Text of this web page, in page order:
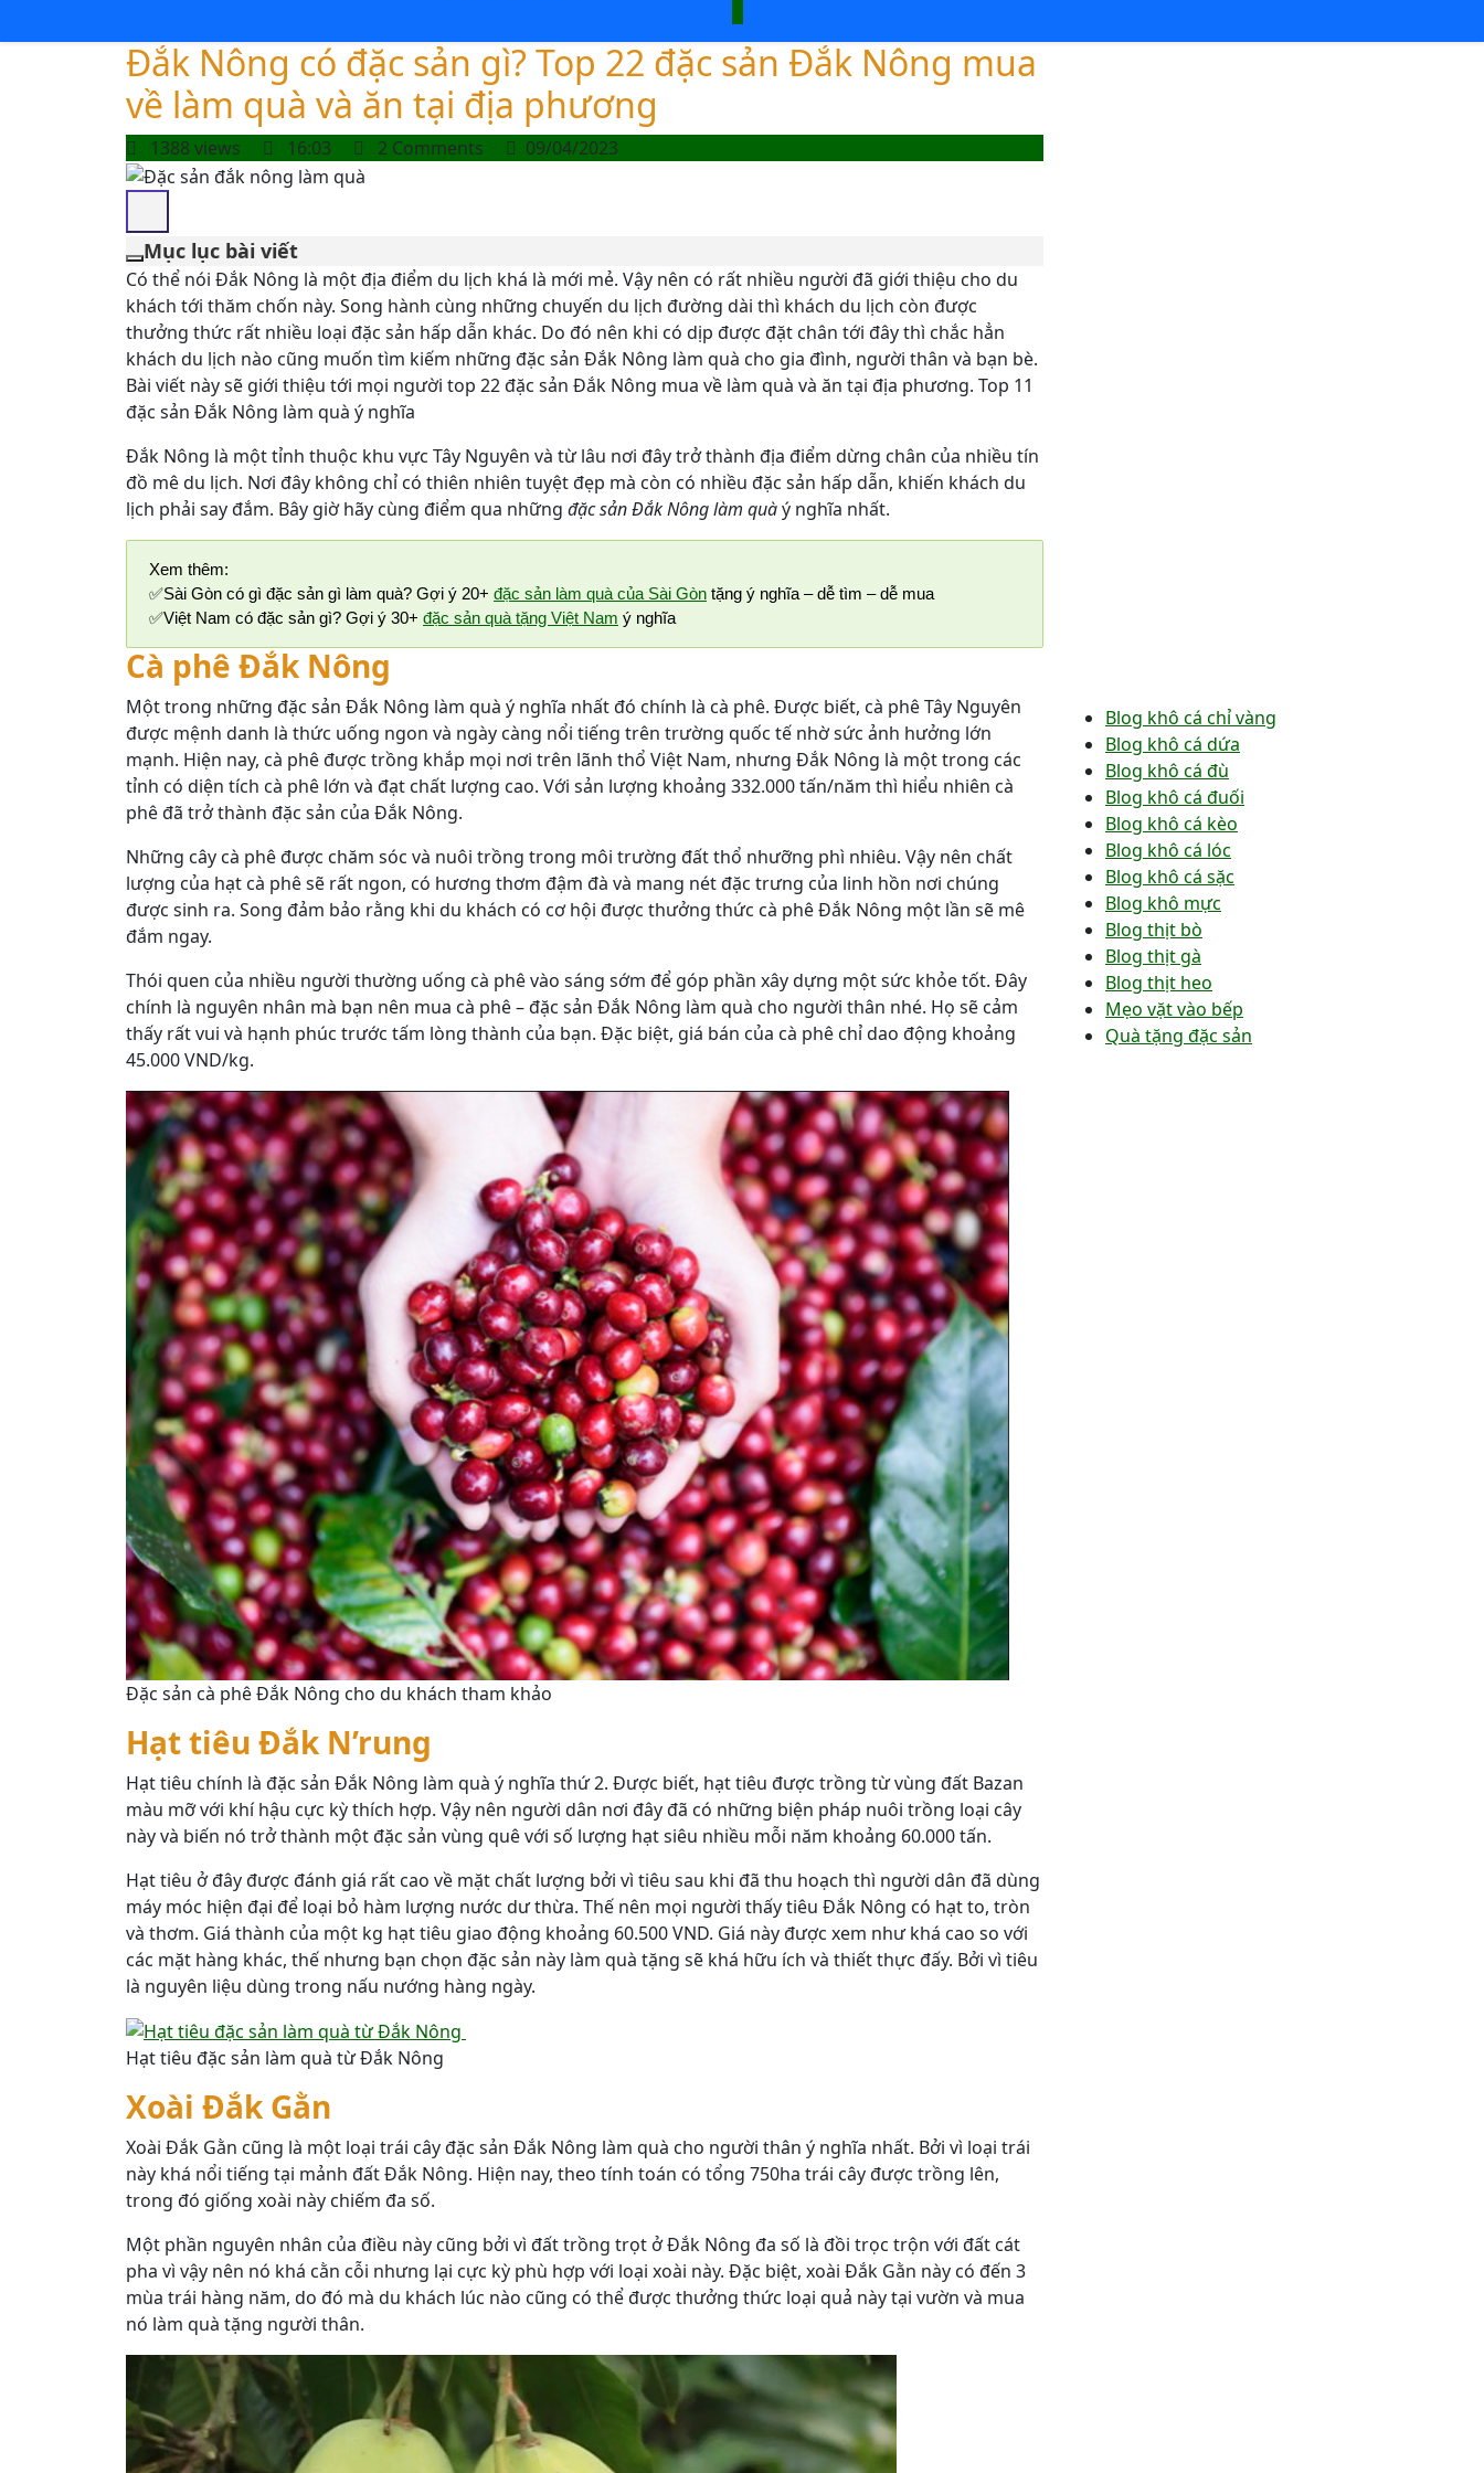
Đắk Nông có đặc sản gì? Top 22 đặc sản Đắk Nông mua
về làm quà và ăn tại địa phương
1388 views 16:03 2 Comments 09/04/2023
Mục lục bài viết
Có thể nói Đắk Nông là một địa điểm du lịch khá là mới mẻ. Vậy nên có rất nhiều người đã giới thiệu cho du
khách tới thăm chốn này. Song hành cùng những chuyến du lịch đường dài thì khách du lịch còn được
thưởng thức rất nhiều loại đặc sản hấp dẫn khác. Do đó nên khi có dịp được đặt chân tới đây thì chắc hẳn
khách du lịch nào cũng muốn tìm kiếm những đặc sản Đắk Nông làm quà cho gia đình, người thân và bạn bè.
Bài viết này sẽ giới thiệu tới mọi người top 22 đặc sản Đắk Nông mua về làm quà và ăn tại địa phương. Top 11
đặc sản Đắk Nông làm quà ý nghĩa
Đắk Nông là một tỉnh thuộc khu vực Tây Nguyên và từ lâu nơi đây trở thành địa điểm dừng chân của nhiều tín
đồ mê du lịch. Nơi đây không chỉ có thiên nhiên tuyệt đẹp mà còn có nhiều đặc sản hấp dẫn, khiến khách du
lịch phải say đắm. Bây giờ hãy cùng điểm qua những đặc sản Đắk Nông làm quàý nghĩa nhất.
Xem thêm:
✅Sài Gòn có gì đặc sản gì làm quà? Gợi ý 20+ đặc sản làm quà của Sài Gòn tặng ý nghĩa – dễ tìm – dễ mua
✅Việt Nam có đặc sản gì? Gợi ý 30+ đặc sản quà tặng Việt Nam ý nghĩa
Cà phê Đắk Nông
Một trong những đặc sản Đắk Nông làm quà ý nghĩa nhất đó chính là cà phê. Được biết, cà phê Tây Nguyên
được mệnh danh là thức uống ngon và ngày càng nổi tiếng trên trường quốc tế nhờ sức ảnh hưởng lớn
mạnh. Hiện nay, cà phê được trồng khắp mọi nơi trên lãnh thổ Việt Nam, nhưng Đắk Nông là một trong các
tỉnh có diện tích cà phê lớn và đạt chất lượng cao. Với sản lượng khoảng 332.000 tấn/năm thì hiểu nhiên cà
phê đã trở thành đặc sản của Đắk Nông.
Những cây cà phê được chăm sóc và nuôi trồng trong môi trường đất thổ nhưỡng phì nhiêu. Vậy nên chất
lượng của hạt cà phê sẽ rất ngon, có hương thơm đậm đà và mang nét đặc trưng của linh hồn nơi chúng
được sinh ra. Song đảm bảo rằng khi du khách có cơ hội được thưởng thức cà phê Đắk Nông một lần sẽ mê
đắm ngay.
Thói quen của nhiều người thường uống cà phê vào sáng sớm để góp phần xây dựng một sức khỏe tốt. Đây
chính là nguyên nhân mà bạn nên mua cà phê – đặc sản Đắk Nông làm quà cho người thân nhé. Họ sẽ cảm
thấy rất vui và hạnh phúc trước tấm lòng thành của bạn. Đặc biệt, giá bán của cà phê chỉ dao động khoảng
45.000 VND/kg.
Đặc sản cà phê Đắk Nông cho du khách tham khảo
Hạt tiêu Đắk N’rung
Hạt tiêu chính là đặc sản Đắk Nông làm quà ý nghĩa thứ 2. Được biết, hạt tiêu được trồng từ vùng đất Bazan
màu mỡ với khí hậu cực kỳ thích hợp. Vậy nên người dân nơi đây đã có những biện pháp nuôi trồng loại cây
này và biến nó trở thành một đặc sản vùng quê với số lượng hạt siêu nhiều mỗi năm khoảng 60.000 tấn.
Hạt tiêu ở đây được đánh giá rất cao về mặt chất lượng bởi vì tiêu sau khi đã thu hoạch thì người dân đã dùng
máy móc hiện đại để loại bỏ hàm lượng nước dư thừa. Thế nên mọi người thấy tiêu Đắk Nông có hạt to, tròn
và thơm. Giá thành của một kg hạt tiêu giao động khoảng 60.500 VND. Giá này được xem như khá cao so với
các mặt hàng khác, thế nhưng bạn chọn đặc sản này làm quà tặng sẽ khá hữu ích và thiết thực đấy. Bởi vì tiêu
là nguyên liệu dùng trong nấu nướng hàng ngày.
Hạt tiêu đặc sản làm quà từ Đắk Nông
Xoài Đắk Gằn
Xoài Đắk Gằn cũng là một loại trái cây đặc sản Đắk Nông làm quà cho người thân ý nghĩa nhất. Bởi vì loại trái
này khá nổi tiếng tại mảnh đất Đắk Nông. Hiện nay, theo tính toán có tổng 750ha trái cây được trồng lên,
trong đó giống xoài này chiếm đa số.
Một phần nguyên nhân của điều này cũng bởi vì đất trồng trọt ở Đắk Nông đa số là đồi trọc trộn với đất cát
pha vì vậy nên nó khá cằn cỗi nhưng lại cực kỳ phù hợp với loại xoài này. Đặc biệt, xoài Đắk Gằn này có đến 3
mùa trái hàng năm, do đó mà du khách lúc nào cũng có thể được thưởng thức loại quả này tại vườn và mua
nó làm quà tặng người thân.
Blog khô cá chỉ vàng
Blog khô cá dứa
Blog khô cá đù
Blog khô cá đuối
Blog khô cá kèo
Blog khô cá lóc
Blog khô cá sặc
Blog khô mực
Blog thịt bò
Blog thịt gà
Blog thịt heo
Mẹo vặt vào bếp
Quà tặng đặc sản